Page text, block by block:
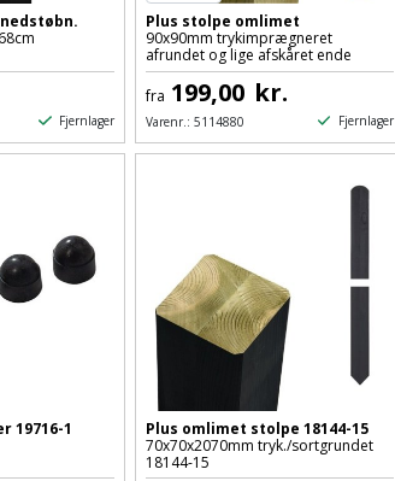
Fjernlager
Plus stolpe omlimet
90x90mm trykimprægneret
afrundet og lige afskåret ende
fra 199,00 kr.
Varenr.: 5114880 Fjernlager
19716-1
Plus omlimet stolpe 18144-15
70x70x2070mm tryk./sortgrundet
18144-15